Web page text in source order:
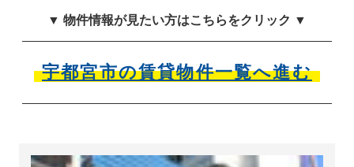
▼ 物件情報が見たい方はこちらをクリック ▼
宇都宮市の賃貸物件一覧へ進む